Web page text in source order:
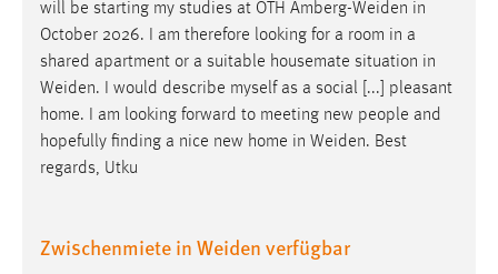
will be starting my studies at OTH Amberg-Weiden in
October 2026. I am therefore looking for a room in a
shared apartment or a suitable housemate situation in
Weiden. I would describe myself as a social [...] pleasant
home. I am looking forward to meeting new people and
hopefully finding a nice new home in Weiden. Best
regards, Utku
Zwischenmiete in Weiden verfügbar